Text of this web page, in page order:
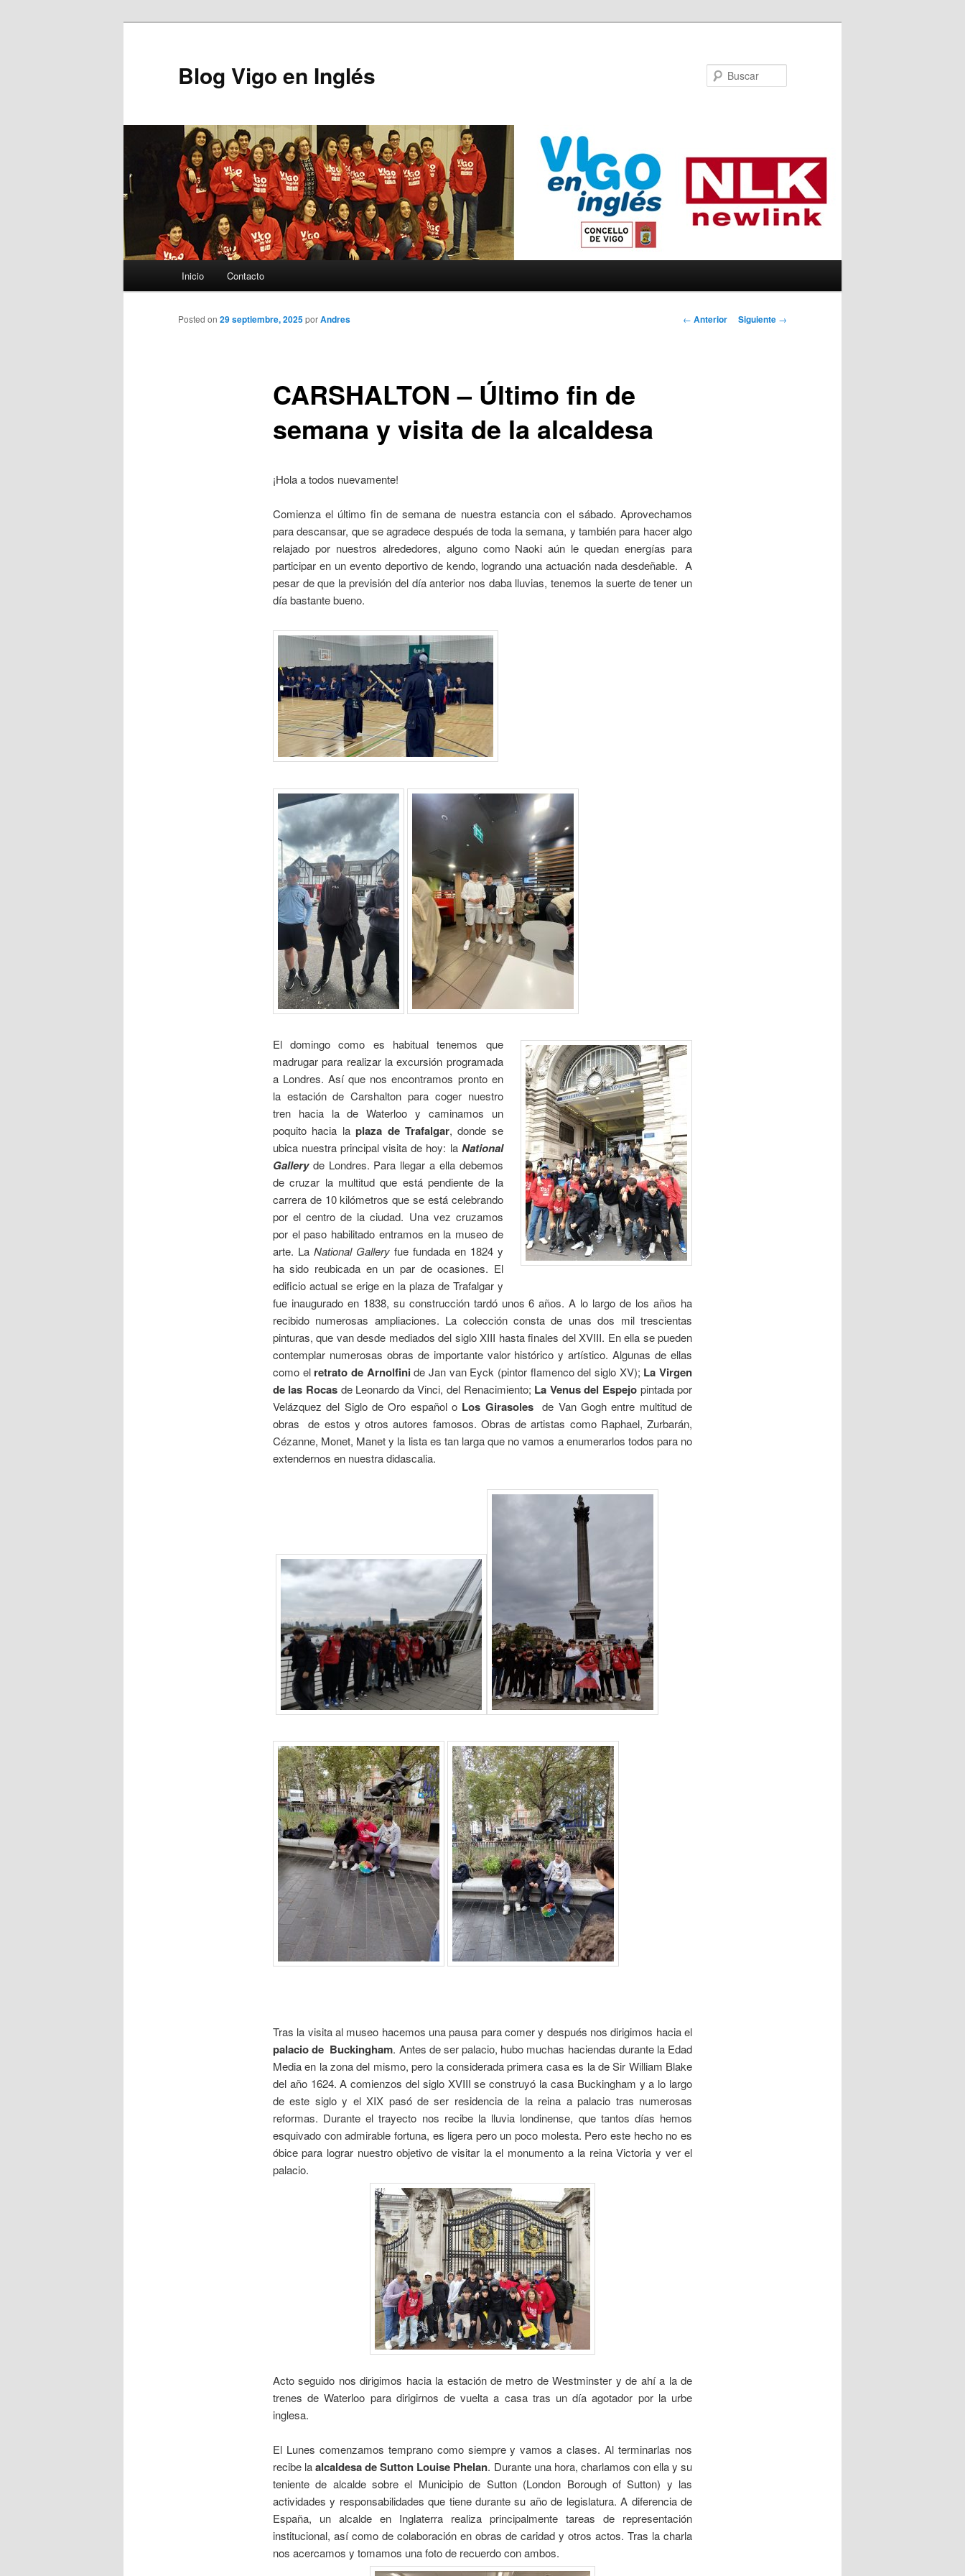
Blog Vigo en Inglés
Ir al contenido principal
Inicio Contacto
Navegador de
← Anterior Siguiente →
CARSHALTON – Último fin de
semana y visita de la alcaldesa
Posted on 29 septiembre, 2025porAndres
¡Hola a todos nuevamente!
Comienza el último fin de semana de nuestra estancia con el sábado. Aprovechamos
para descansar, que se agradece después de toda la semana, y también para hacer algo
relajado por nuestros alrededores, alguno como Naoki aún le quedan energías para
participar en un evento deportivo de kendo, logrando una actuación nada desdeñable. A
pesar de que la previsión del día anterior nos daba lluvias, tenemos la suerte de tener un
día bastante bueno.
El domingo como es habitual tenemos que
madrugar para realizar la excursión programada
a Londres. Así que nos encontramos pronto en
la estación de Carshalton para coger nuestro
tren hacia la de Waterloo y caminamos un
poquito hacia laplaza de Trafalgar, donde se
ubica nuestra principal visita de hoy: la National
Galleryde Londres. Para llegar a ella debemos
de cruzar la multitud que está pendiente de la
carrera de 10 kilómetros que se está celebrando
por el centro de la ciudad. Una vez cruzamos
por el paso habilitado entramos en la museo de
arte. La National Galleryfue fundada en 1824 y
ha sido reubicada en un par de ocasiones. El
edificio actual se erige en la plaza de Trafalgar y
fue inaugurado en 1838, su construcción tardó unos 6 años. A lo largo de los años ha
recibido numerosas ampliaciones. La colección consta de unas dos mil trescientas
pinturas, que van desde mediados del siglo XIII hasta finales del XVIII. En ella se pueden
contemplar numerosas obras de importante valor histórico y artístico. Algunas de ellas
como el retrato de Arnolfinide Jan van Eyck (pintor flamenco del siglo XV); La Virgen
de las Rocas de Leonardo da Vinci, del Renacimiento; La Venus del Espejopintada por
Velázquez del Siglo de Oro español o Los Girasoles de Van Gogh entre multitud de
obras de estos y otros autores famosos. Obras de artistas como Raphael, Zurbarán,
Cézanne, Monet, Manet y la lista es tan larga que no vamos a enumerarlos todos para no
extendernos en nuestra didascalia.
Tras la visita al museo hacemos una pausa para comer y después nos dirigimos hacia el
palacio de Buckingham. Antes de ser palacio, hubo muchas haciendas durante la Edad
Media en la zona del mismo, pero la considerada primera casa es la de Sir William Blake
del año 1624. A comienzos del siglo XVIII seconstruyó la casa Buckingham y a lo largo
de este siglo y el XIX pasó de ser residencia de la reina a palacio tras numerosas
reformas. Durante el trayecto nos recibe la lluvia londinense, que tantos días hemos
esquivado con admirable fortuna, es ligera pero un poco molesta. Pero este hecho no es
óbice para lograr nuestro objetivo de visitar la el monumento a la reina Victoria y ver el
palacio.
Acto seguido nos dirigimos hacia la estación de metro de Westminster y de ahí a la de
trenes de Waterloo para dirigirnos de vuelta a casa tras un día agotador por la urbe
inglesa.
El Lunes comenzamos temprano como siempre y vamos a clases. Al terminarlas nos
recibe laalcaldesa deSutton Louise Phelan. Durante una hora, charlamos con ella y su
teniente de alcalde sobre el Municipio de Sutton (London Borough of Sutton) y las
actividades y responsabilidades que tiene durante su año de legislatura. A diferencia de
España, un alcalde en Inglaterra realiza principalmente tareas de representación
institucional, así como de colaboración en obras de caridad y otros actos. Tras la charla
nos acercamos y tomamos una foto de recuerdo con ambos.